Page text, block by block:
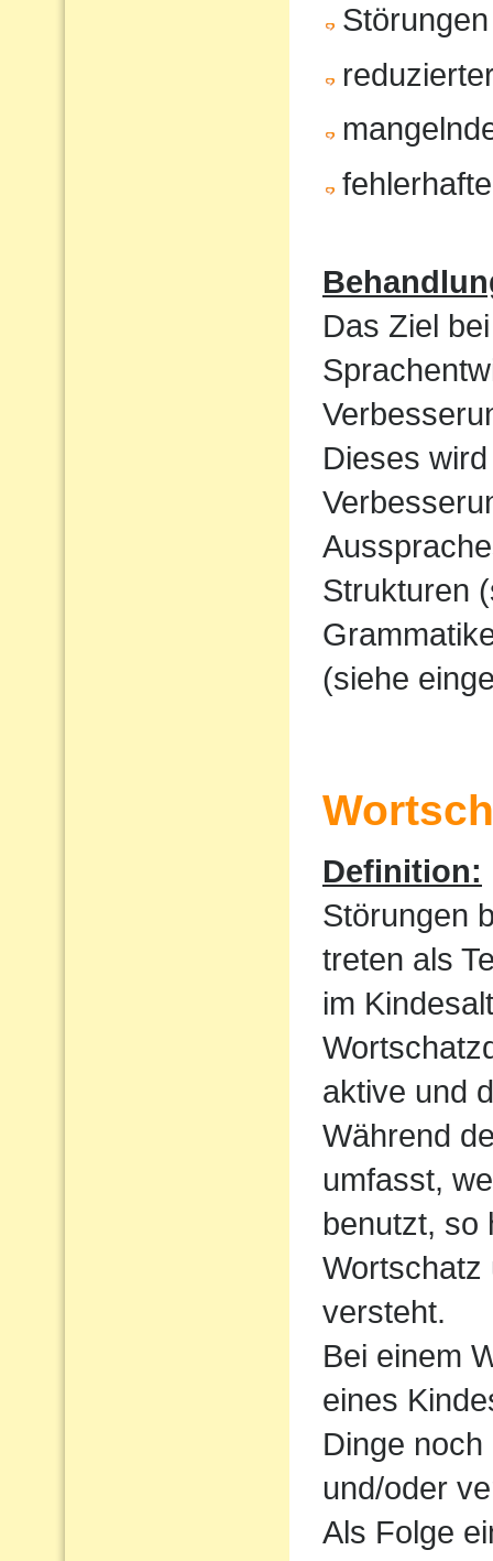
Das Ziel
Dieses
Strukturen
(siehe
Definition:
Störungen
treten als
im
aktive und
Während
umfasst,
benutzt, so
Wortschatz
versteht.
Bei einem
eines
Dinge
und/oder
Als Folge